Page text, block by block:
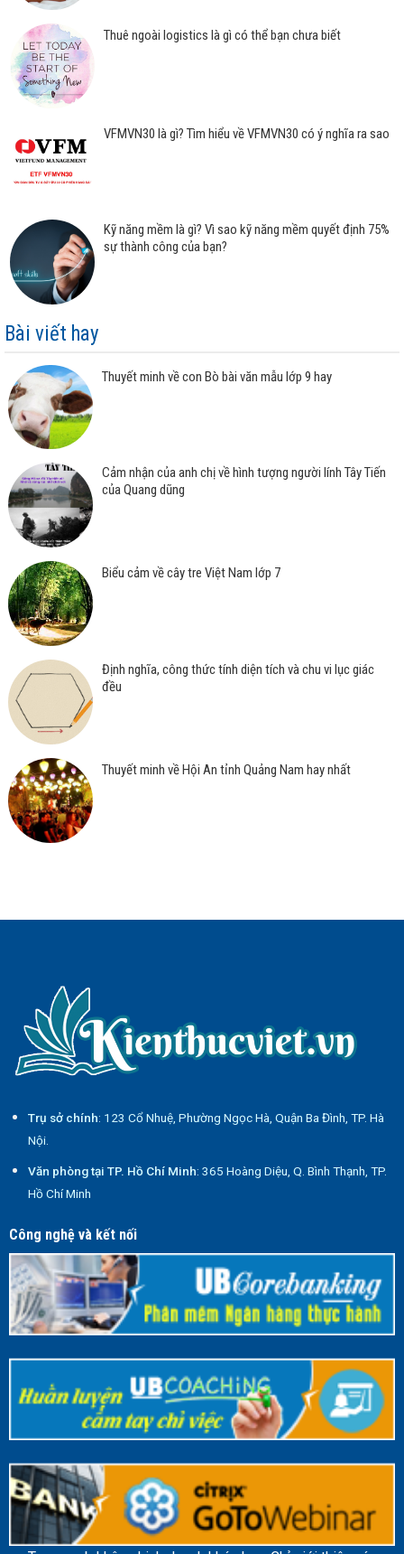
Thuê ngoài logistics là gì có thể bạn chưa biết
VFMVN30 là gì? Tìm hiểu về VFMVN30 có ý nghĩa ra sao
Kỹ năng mềm là gì? Vì sao kỹ năng mềm quyết định 75%
sự thành công của bạn?
Bài viết hay
Thuyết minh về con Bò bài văn mẫu lớp 9 hay
Cảm nhận của anh chị về hình tượng người lính Tây Tiến
của Quang dũng
Biểu cảm về cây tre Việt Nam lớp 7
Định nghĩa, công thức tính diện tích và chu vi lục giác
đều
Thuyết minh về Hội An tỉnh Quảng Nam hay nhất
Trụ sở chính: 123 Cổ Nhuệ, Phường Ngọc Hà, Quận Ba Đình, TP. Hà
Nội.
Văn phòng tại TP. Hồ Chí Minh: 365 Hoàng Diệu, Q. Bình Thạnh, TP.
Hồ Chí Minh
Công nghệ và kết nối